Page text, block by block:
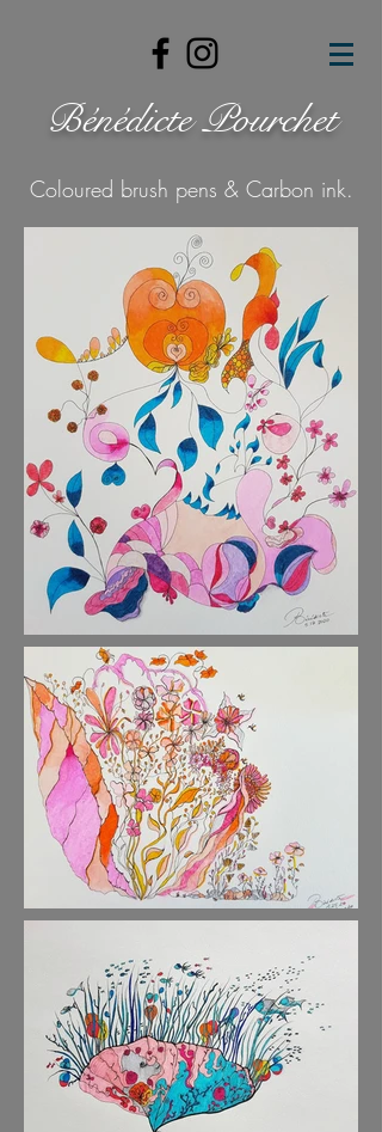
Bénédicte Pourchet
Coloured brush pens & Carbon ink.